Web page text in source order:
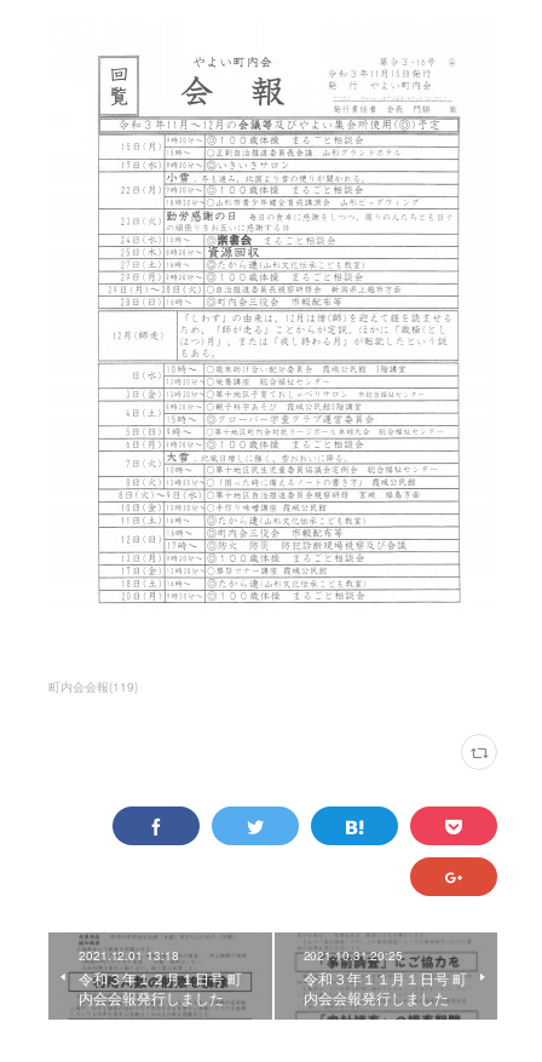
町内会会報(119)
2021.12.01 13:18
令和３年１２月１日号 町
内会会報発行しました
2021.10.31 20:25
令和３年１１月１日号 町
内会会報発行しました